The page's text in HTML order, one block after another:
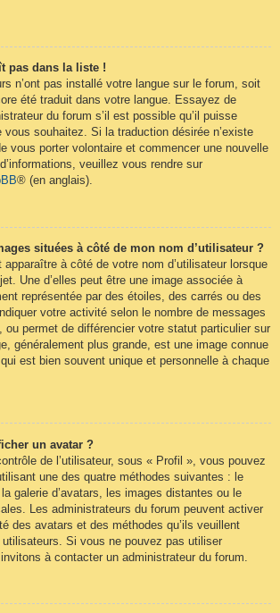
pas dans la liste !
n’ont pas installé votre langue sur le forum, soit
été traduit dans votre langue. Essayez de
du forum s’il est possible qu’il puisse
vous souhaitez. Si la traduction désirée n’existe
vous porter volontaire et commencer une nouvelle
veuillez vous rendre sur
® (en anglais).
situées à côté de mon nom d’utilisateur ?
apparaître à côté de votre nom d’utilisateur lorsque
Une d’elles peut être une image associée à
représentée par des étoiles, des carrés ou des
votre activité selon le nombre de messages
ou permet de différencier votre statut particulier sur
généralement plus grande, est une image connue
est bien souvent unique et personnelle à chaque
un avatar ?
de l’utilisateur, sous « Profil », vous pouvez
une des quatre méthodes suivantes : le
galerie d’avatars, les images distantes ou le
Les administrateurs du forum peuvent activer
des avatars et des méthodes qu’ils veuillent
Si vous ne pouvez pas utiliser
à contacter un administrateur du forum.